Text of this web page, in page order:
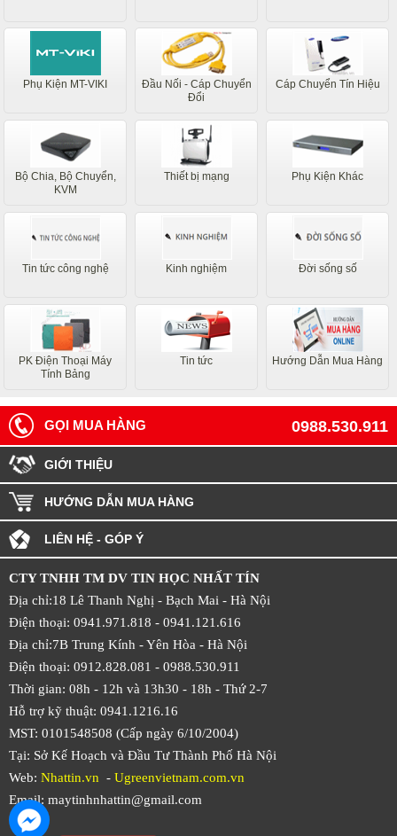
Phụ Kiện MT-VIKI
Đầu Nối - Cáp Chuyển
Đổi
Cáp Chuyển Tín Hiệu
Bộ Chia, Bộ Chuyển,
KVM
Thiết bị mạng Phụ Kiện Khác
Tin tức công nghệ Kinh nghiệm Đời sống số
PK Điện Thoại Máy
Tính Bảng
Tin tức Hướng Dẫn Mua Hàng
0988.530.911
GỌI MUA HÀNG
GIỚI THIỆU
HƯỚNG DẪN MUA HÀNG
LIÊN HỆ - GÓP Ý
CTY TNHH TM DV TIN HỌC NHẤT TÍN
Địa chỉ:18 Lê Thanh Nghị - Bạch Mai - Hà Nội
Điện thoại: 0941.971.818 - 0941.121.616
Địa chỉ:7B Trung Kính - Yên Hòa - Hà Nội
Điện thoại: 0912.828.081 - 0988.530.911
Thời gian: 08h - 12h và 13h30 - 18h - Thứ 2-7
Hỗ trợ kỹ thuật: 0941.1216.16
MST: 0101548508 (Cấp ngày 6/10/2004)
Tại: Sở Kế Hoạch và Đầu Tư Thành Phố Hà Nội
Web: Nhattin.vn - Ugreenvietnam.com.vn
Email: maytinhnhattin@gmail.com